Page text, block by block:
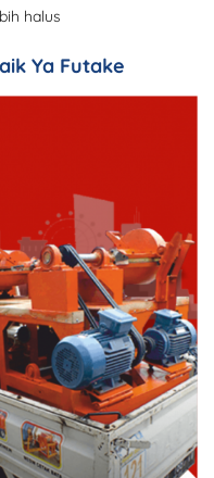
halus
Ya Futake